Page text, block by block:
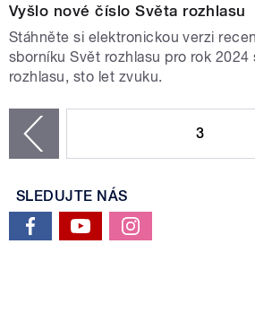
Vyšlo nové číslo Světa rozhlasu
Stáhněte si elektronickou verzi
sborníku Svět rozhlasu pro rok
rozhlasu, sto let zvuku.
3
SLEDUJTE NÁS